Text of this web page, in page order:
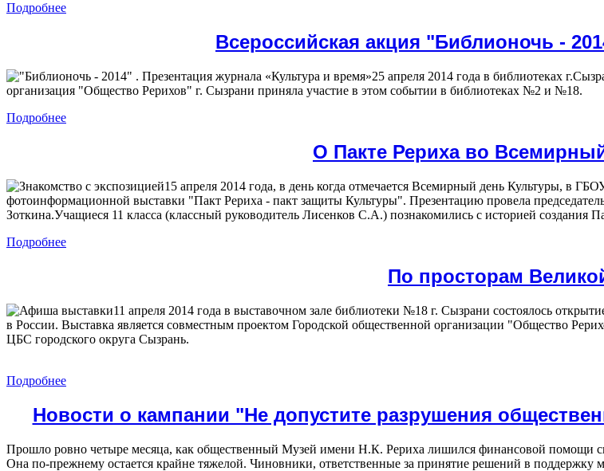
Подробнее
Всероссийская акция "Библионочь -
25 апреля 2014 года в библиотеках
организация "Общество Рерихов" г. Сызрани приняла участие в этом событии в библиотеках №2 и №18.
Подробнее
О Пакте Рериха во
15 апреля 2014 года, в день когда отмечается Всемирный день Культуры, в
фотоинформационной выставки "Пакт Рериха - пакт защиты Культуры". Презентацию провела
Зоткина.Учащиеся 11 класса (классный руководитель Лисенков С.А.) познакомились с историей создания
Подробнее
По просторам
11 апреля 2014 года в выставочном зале библиотеки №18 г. Сызрани состоялось
в России. Выставка является совместным проектом Городской общественной организации "Общество
ЦБС городского округа Сызрань.
Подробнее
Новости о кампании "Не допустите разрушения
Прошло ровно четыре месяца, как общественный Музей имени Н.К. Рериха лишился финансовой помощи
Она по-прежнему остается крайне тяжелой. Чиновники, ответственные за принятие решений в поддержку